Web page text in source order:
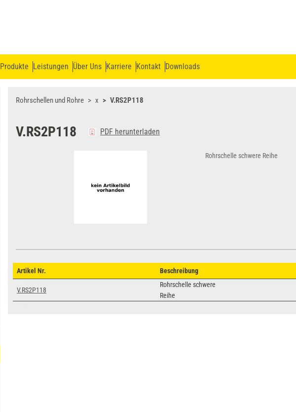
Produkte Leistungen Über Uns Karriere Kontakt Downloads
Rohrschellen und Rohre x V.RS2P118
V.RS2P118 PDF herunterladen
Rohrschelle schwere Reihe
Artikel Nr. Beschreibung
V.RS2P118
Rohrschelle schwere
Reihe